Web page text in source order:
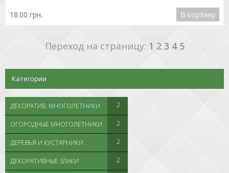
18.00 грн. В корзину
Переход на страницу: 1 2 3 4 5
Категории
ДЕКОРАТИВ. МНОГОЛЕТНИКИ 2
ОГОРОДНЫЕ МНОГОЛЕТНИКИ 2
ДЕРЕВЬЯ И КУСТАРНИКИ 2
ДЕКОРАТИВНЫЕ ЗЛАКИ 2